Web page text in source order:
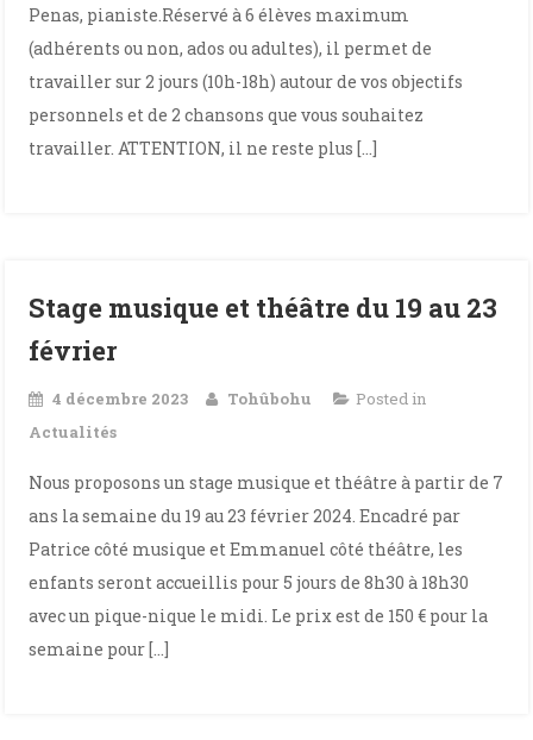
Penas, pianiste.Réservé à 6 élèves maximum
(adhérents ou non, ados ou adultes), il permet de
travailler sur 2 jours (10h-18h) autour de vos objectifs
personnels et de 2 chansons que vous souhaitez
travailler. ATTENTION, il ne reste plus […]
Stage musique et théâtre du 19 au 23
février
4 décembre 2023 Tohûbohu
Posted in
Actualités
Nous proposons un stage musique et théâtre à partir de 7
ans la semaine du 19 au 23 février 2024. Encadré par
Patrice côté musique et Emmanuel côté théâtre, les
enfants seront accueillis pour 5 jours de 8h30 à 18h30
avec un pique-nique le midi. Le prix est de 150 € pour la
semaine pour […]